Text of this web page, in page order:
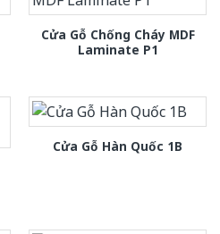
Cửa Gỗ Chống Cháy MDF
Laminate P1
Cửa Gỗ Hàn Quốc 1B